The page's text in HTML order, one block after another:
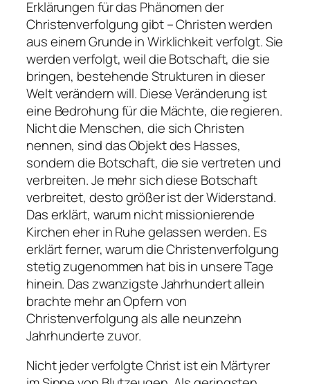
Erklärungen für das Phänomen der
Christenverfolgung gibt – Christen werden
aus einem Grunde in Wirklichkeit verfolgt. Sie
werden verfolgt, weil die Botschaft, die sie
bringen, bestehende Strukturen in dieser
Welt verändern will. Diese Veränderung ist
eine Bedrohung für die Mächte, die regieren.
Nicht die Menschen, die sich Christen
nennen, sind das Objekt des Hasses,
sondern die Botschaft, die sie vertreten und
verbreiten. Je mehr sich diese Botschaft
verbreitet, desto größer ist der Widerstand.
Das erklärt, warum nicht missionierende
Kirchen eher in Ruhe gelassen werden. Es
erklärt ferner, warum die Christenverfolgung
stetig zugenommen hat bis in unsere Tage
hinein. Das zwanzigste Jahrhundert allein
brachte mehr an Opfern von
Christenverfolgung als alle neunzehn
Jahrhunderte zuvor.
Nicht jeder verfolgte Christ ist ein Märtyrer